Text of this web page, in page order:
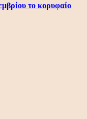
το κορυφαίο